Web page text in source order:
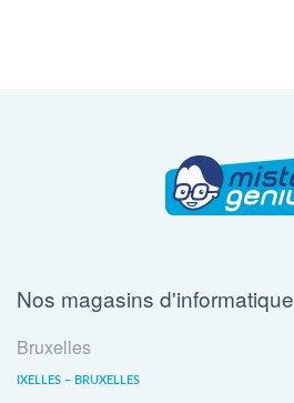
Nos magasins d'informatique
Bruxelles
IXELLES – BRUXELLES